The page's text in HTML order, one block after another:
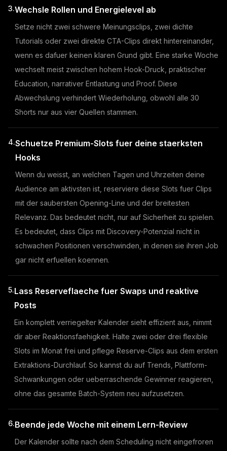
3.Wechsle Rollen und Energielevel ab
Setze nicht zwei schwere Meinungsclips, zwei dichte
Tutorials oder zwei direkte CTA-Clips direkt hintereinander,
wenn es dafuer keinen klaren Grund gibt. Eine starke Woche
wechselt meist zwischen hohem Hook-Druck, praktischer
Education, narrativer Entlastung und Proof. Diese
Abwechslung verhindert Wiederholung, obwohl alle 30
Shorts nur aus vier Quellen stammen.
4.Schuetze Premium-Slots fuer deine staerksten
Hooks
Wenn du weisst, an welchen Tagen und Uhrzeiten deine
Audience am aktivsten ist, reserviere diese Slots fuer Clips
mit der saubersten Opening-Line und der breitesten
Relevanz. Das bedeutet nicht, nur auf Sicherheit zu spielen.
Es bedeutet, dass Clips mit Discovery-Potenzial nicht in
schwachen Positionen verschwinden, in denen sie ihren Job
gar nicht erfuellen koennen.
5.Lass Reserveflaeche fuer Swaps und reaktive
Posts
Ein komplett verriegelter Kalender sieht effizient aus, nimmt
dir aber Reaktionsfaehigkeit. Halte zwei oder drei flexible
Slots im Monat frei und pflege Reserve-Clips aus dem ersten
Extraktions-Durchlauf. So kannst du auf Trends, Plattform-
Schwankungen oder ueberraschende Gewinner reagieren,
ohne das gesamte Batch-System neu aufzusetzen.
6.Beende jede Woche mit einem Lern-Review
Der Kalender sollte nach dem Scheduling nicht eingefroren